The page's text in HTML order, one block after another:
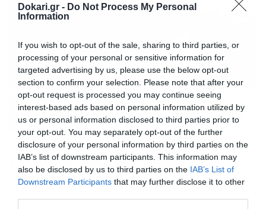
Dokari.gr - Do Not Process My Personal
Information
If you wish to opt-out of the sale, sharing to third parties, or
processing of your personal or sensitive information for
targeted advertising by us, please use the below opt-out
section to confirm your selection. Please note that after your
opt-out request is processed you may continue seeing
interest-based ads based on personal information utilized by
us or personal information disclosed to third parties prior to
your opt-out. You may separately opt-out of the further
disclosure of your personal information by third parties on the
IAB’s list of downstream participants. This information may
also be disclosed by us to third parties on the IAB’s List of
Downstream Participants that may further disclose it to other
21/03/2019 17:10
Υποψήφιος βουλευτής «ξαναχτυπά» με
fake news! (photos)